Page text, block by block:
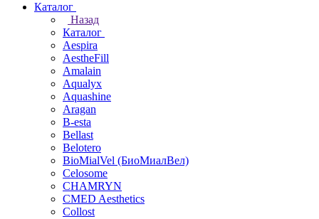
Каталог
Назад
Каталог
Aespira
AestheFill
Amalain
Aqualyx
Aquashine
Aragan
B-esta
Bellast
Belotero
BioMialVel (БиоМиалВел)
Celosome
CHAMRYN
CMED Aesthetics
Collost